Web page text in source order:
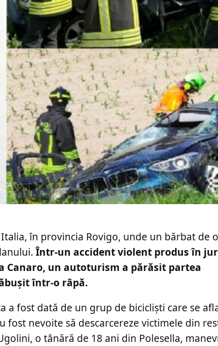
în provincia Rovigo, unde un bărbat de
Într-un accident violent produs în
Canaro, un autoturism a părăsit partea
într-o râpă.
a fost dată de un grup de bicicliști care se
nevoite să descarcereze victimele din
o tânără de 18 ani din Polesella,